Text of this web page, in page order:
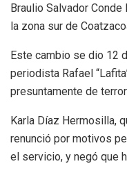
Braulio Salvador
la zona sur de
Este cambio se dio 12
periodista Rafael
presuntamente de
Karla Díaz Hermosilla,
renunció por motivos
el servicio, y negó que